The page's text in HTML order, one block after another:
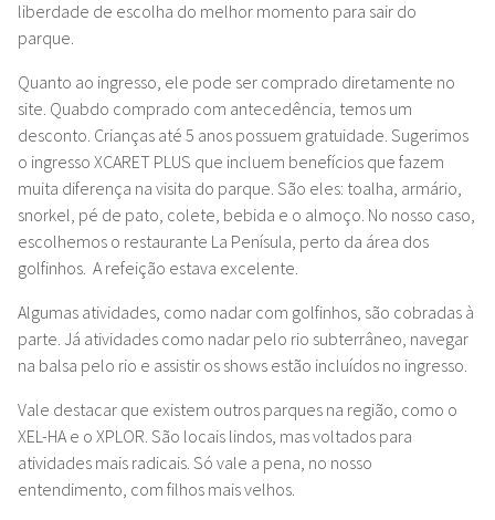
liberdade de escolha do melhor momento para sair do
parque.
Quanto ao ingresso, ele pode ser comprado diretamente no
site. Quabdo comprado com antecedência, temos um
desconto. Crianças até 5 anos possuem gratuidade. Sugerimos
o ingresso XCARET PLUS que incluem benefícios que fazem
muita diferença na visita do parque. São eles: toalha, armário,
snorkel, pé de pato, colete, bebida e o almoço. No nosso caso,
escolhemos o restaurante La Penísula, perto da área dos
golfinhos. A refeição estava excelente.
Algumas atividades, como nadar com golfinhos, são cobradas à
parte. Já atividades como nadar pelo rio subterrâneo, navegar
na balsa pelo rio e assistir os shows estão incluídos no ingresso.
Vale destacar que existem outros parques na região, como o
XEL-HA e o XPLOR. São locais lindos, mas voltados para
atividades mais radicais. Só vale a pena, no nosso
entendimento, com filhos mais velhos.